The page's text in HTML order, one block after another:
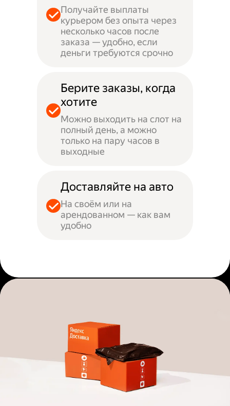
Получайте выплаты
курьером без опыта через
несколько часов после
заказа — удобно, если
деньги требуются срочно
Берите заказы, когда
хотите
Можно выходить на слот на
полный день, а можно
только на пару часов в
выходные
Доставляйте на авто
На своём или на
арендованном — как вам
удобно